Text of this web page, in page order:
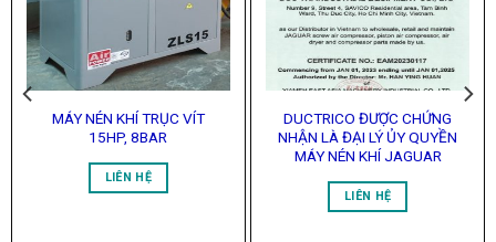
Add to
Wishlist
MÁY NÉN KHÍ TRỤC VÍT
15HP, 8BAR
Add to
Wishlist
DUCTRICO ĐƯỢC CHỨNG
NHẬN LÀ ĐẠI LÝ ỦY QUYỀN
MÁY NÉN KHÍ JAGUAR